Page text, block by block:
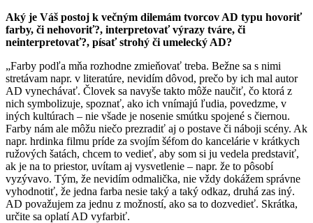
Aký je Váš postoj k večným dilemám tvorcov AD typu hovoriť
farby, či nehovoriť?, interpretovať výrazy tváre, či
neinterpretovať?, písať strohý či umelecký AD?
„Farby podľa mňa rozhodne zmieňovať treba. Bežne sa s nimi
stretávam napr. v literatúre, nevidím dôvod, prečo by ich mal autor
AD vynechávať. Človek sa navyše takto môže naučiť, čo ktorá z
nich symbolizuje, spoznať, ako ich vnímajú ľudia, povedzme, v
iných kultúrach – nie všade je nosenie smútku spojené s čiernou.
Farby nám ale môžu niečo prezradiť aj o postave či náboji scény. Ak
napr. hrdinka filmu príde za svojím šéfom do kancelárie v krátkych
ružových šatách, chcem to vedieť, aby som si ju vedela predstaviť,
ak je na to priestor, uvítam aj vysvetlenie – napr. že to pôsobí
vyzývavo. Tým, že nevidím odmalička, nie vždy dokážem správne
vyhodnotiť, že jedna farba nesie taký a taký odkaz, druhá zas iný.
AD považujem za jednu z možností, ako sa to dozvedieť. Skrátka,
určite sa oplatí AD vyfarbiť.